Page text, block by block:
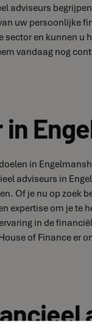
adviseurs
uw
en kunnen
vandaag nog
in
adviseurs in
Of je nu op
om je
in de
of Finance er